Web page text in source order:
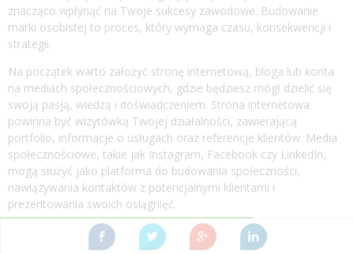
znacząco wpłynąć na Twoje sukcesy zawodowe. Budowanie
marki osobistej to proces, który wymaga czasu, konsekwencji i
strategii.
Na początek warto założyć stronę internetową, bloga lub konta
na mediach społecznościowych, gdzie będziesz mógł dzielić się
swoją pasją, wiedzą i doświadczeniem. Strona internetowa
powinna być wizytówką Twojej działalności, zawierającą
portfolio, informacje o usługach oraz referencje klientów. Media
społecznościowe, takie jak Instagram, Facebook czy LinkedIn,
mogą służyć jako platforma do budowania społeczności,
nawiązywania kontaktów z potencjalnymi klientami i
prezentowania swoich osiągnięć.
Budowanie marki osobistej to także dbanie o swoją reputację.
Ważne jest, aby być profesjonalnym, autentycznym i